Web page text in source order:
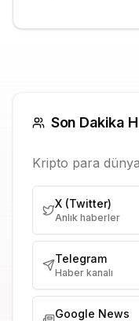
Son Dakika
Kripto para
X (Twitter)
Anlık haberler
Telegram
Haber kanalı
Google News